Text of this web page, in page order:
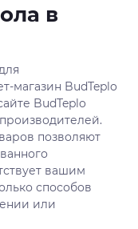
в
магазин BudTeplo
BudTeplo
позволяют
вашим
способов
или